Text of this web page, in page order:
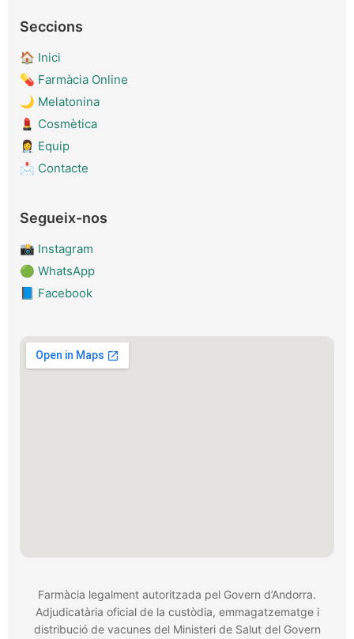
Seccions
🏠 Inici
💊 Farmàcia Online
🌙 Melatonina
💄 Cosmètica
👩‍⚕️ Equip
📩 Contacte
Segueix-nos
📸 Instagram
🟢 WhatsApp
Facebook
Farmàcia legalment autoritzada pel Govern d’Andorra.
Adjudicatària oficial de la custòdia, emmagatzematge i
distribució de vacunes del Ministeri de Salut del Govern